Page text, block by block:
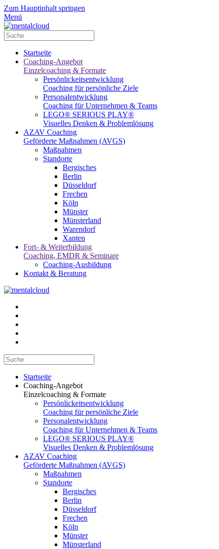
Zum Hauptinhalt springen
Menü
Startseite
Coaching-Angebot
Einzelcoaching & Formate
Persönlickeitsentwicklung
Coaching für persönliche Ziele
Personalentwicklung
Coaching für Unternehmen & Teams
LEGO® SERIOUS PLAY®
Visuelles Denken & Problemlösung
AZAV Coaching
Geförderte Maßnahmen (AVGS)
Maßnahmen
Standorte
Bergisches
Berlin
Düsseldorf
Frechen
Köln
Münster
Münsterland
Warendorf
Xanten
Fort- & Weiterbildung
Coaching, EMDR & Seminare
Coaching-Ausbildung
Kontakt & Beratung
Startseite
Coaching-Angebot
Einzelcoaching & Formate
Persönlickeitsentwicklung
Coaching für persönliche Ziele
Personalentwicklung
Coaching für Unternehmen & Teams
LEGO® SERIOUS PLAY®
Visuelles Denken & Problemlösung
AZAV Coaching
Geförderte Maßnahmen (AVGS)
Maßnahmen
Standorte
Bergisches
Berlin
Düsseldorf
Frechen
Köln
Münster
Münsterland